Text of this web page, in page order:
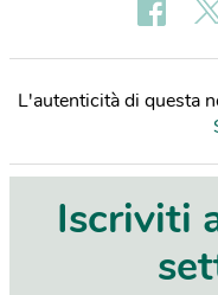
L'autenticità di questa
Iscriviti